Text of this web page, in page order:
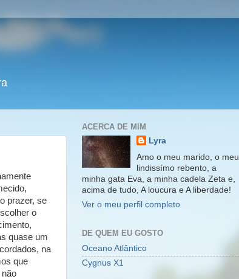
prazer, se
o
quase um
na
que
ACERCA DE MIM
Lyra
Amo o meu marido, o meu
lindissímo rebento, a
minha gata Eva, a minha cadela Zeta e,
acima de tudo, A loucura e A liberdade!
Ver o meu perfil completo
DE QUEM EU GOSTO
Oceano Atlântico
Cygnus X1